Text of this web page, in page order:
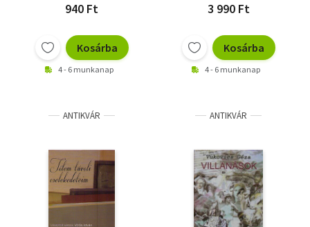
940 Ft
Kosárba
4 - 6 munkanap
3 990 Ft
Kosárba
4 - 6 munkanap
ANTIKVÁR ANTIKVÁR